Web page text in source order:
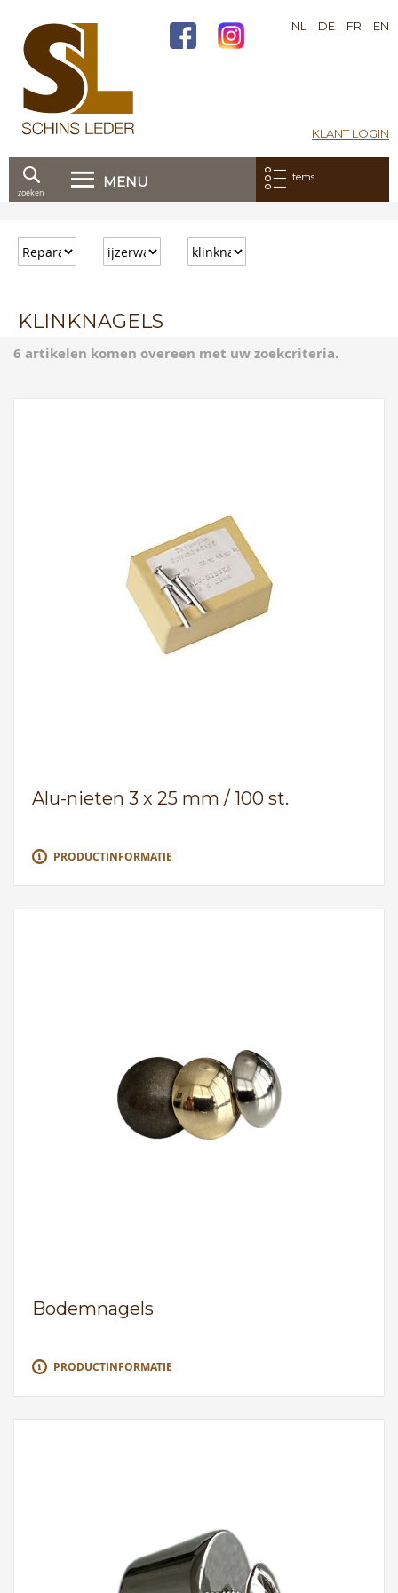
KLANT LOGIN
NL DE FR EN
MENU Mijn bestelling:
items
door
naar
zoeken
KLINKNAGELS
6 artikelen komen overeen met uw zoekcriteria.
Alu-nieten 3 x 25 mm / 100 st.
PRODUCTINFORMATIE
Bodemnagels
PRODUCTINFORMATIE